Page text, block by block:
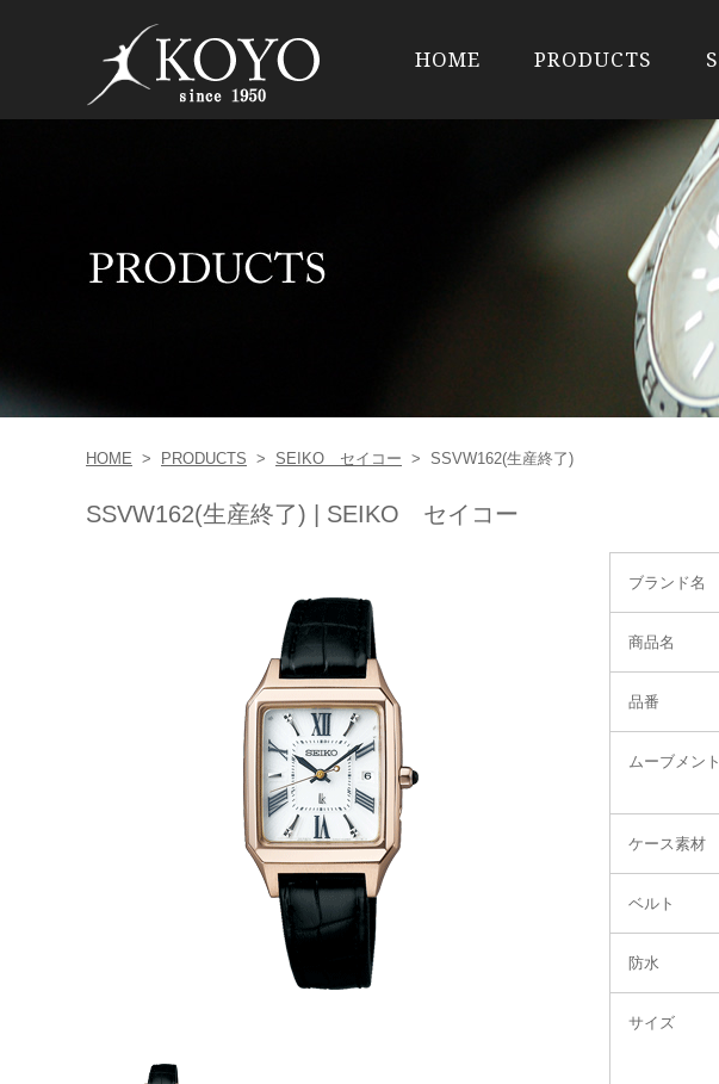
HOME PRODUCTS
HOME > PRODUCTS > SEIKO セイコー > SSVW162(生産終了)
SSVW162(生産終了) | SEIKO セイコー
ブランド名
商品名
品番
ムーブメント
ケース素材
ベルト
防水
サイズ